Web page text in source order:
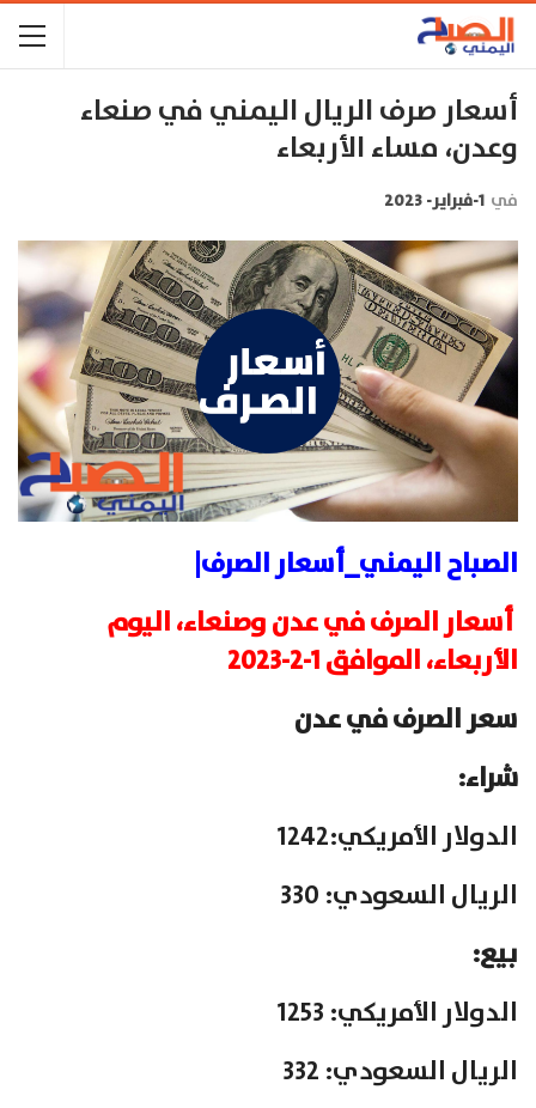
أسعار صرف الريال اليمني في صنعاء
وعدن، مساء الأربعاء
في 1-فبراير- 2023
الصباح اليمني_أسعار الصرف|
أسعار الصرف في عدن وصنعاء، اليوم
الأربعاء، الموافق 1-2-2023
سعر الصرف في عدن
شراء:
الدولار الأمريكي:1242
الريال السعودي: 330
بيع:
الدولار الأمريكي: 1253
الريال السعودي: 332